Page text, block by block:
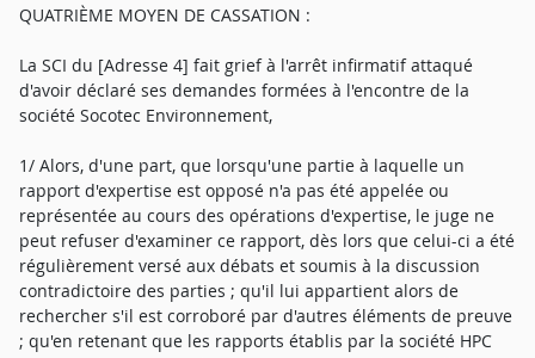
QUATRIÈME MOYEN DE CASSATION :
La SCI du [Adresse 4] fait grief à l'arrêt infirmatif attaqué
d'avoir déclaré ses demandes formées à l'encontre de la
société Socotec Environnement,
1/ Alors, d'une part, que lorsqu'une partie à laquelle un
rapport d'expertise est opposé n'a pas été appelée ou
représentée au cours des opérations d'expertise, le juge ne
peut refuser d'examiner ce rapport, dès lors que celui-ci a été
régulièrement versé aux débats et soumis à la discussion
contradictoire des parties ; qu'il lui appartient alors de
rechercher s'il est corroboré par d'autres éléments de preuve
; qu'en retenant que les rapports établis par la société HPC